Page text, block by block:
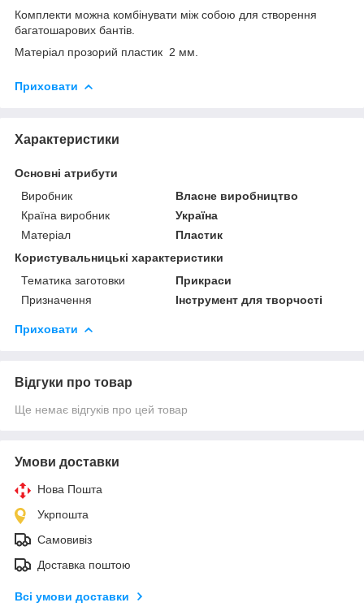
Комплекти можна комбінувати між собою для створення
багатошарових бантів.
Матеріал прозорий пластик 2 мм.
Приховати
Характеристики
Основні атрибути
Виробник
Власне виробництво
Країна виробник
Україна
Матеріал
Пластик
Користувальницькі характеристики
Тематика заготовки
Прикраси
Призначення
Інструмент для творчості
Приховати
Відгуки про товар
Ще немає відгуків про цей товар
Умови доставки
Нова Пошта
Укрпошта
Самовивіз
Доставка поштою
Всі умови доставки